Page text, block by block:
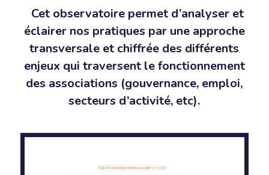
Cet observatoire permet d’analyser et
éclairer nos pratiques par une approche
transversale et chiffrée des différents
enjeux qui traversent le fonctionnement
des associations (gouvernance, emploi,
secteurs d’activité, etc).